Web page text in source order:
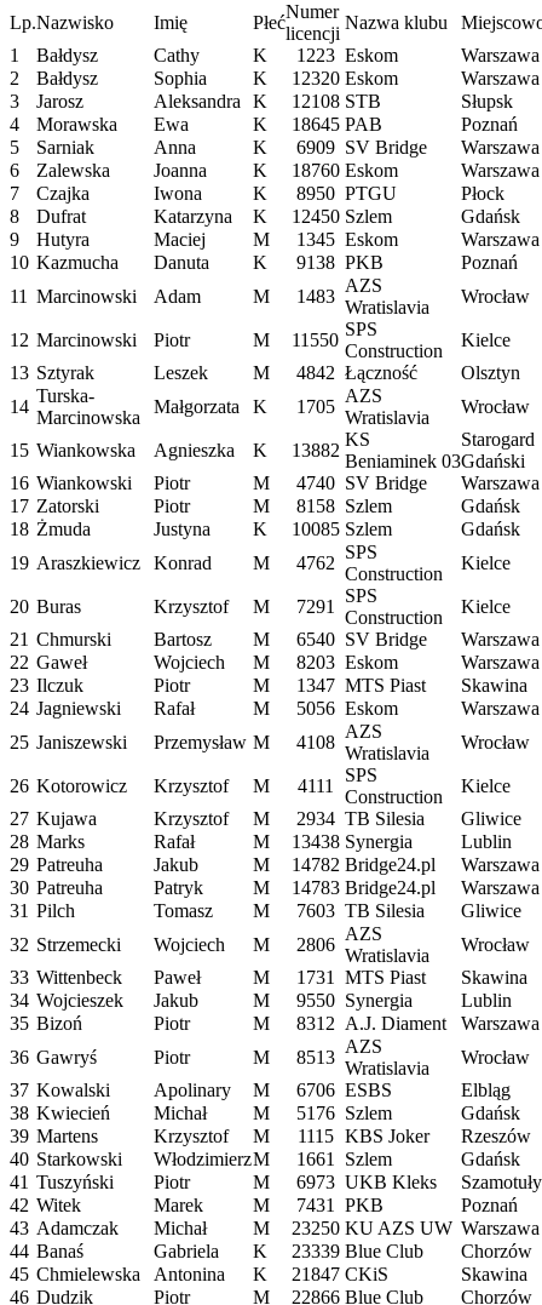
Lp.Nazwisko Imię Płeć
Numer
licencji
Nazwa klubu
1
Bałdysz Cathy K 1223 Eskom
Warszawa
2
Bałdysz Sophia K 12320 Eskom
Warszawa
3
Jarosz Aleksandra K 12108 STB
Słupsk
4
Morawska Ewa K 18645 PAB
Poznań
5
Sarniak Anna K 6909 SV Bridge
Warszawa
6
Zalewska Joanna K 18760 Eskom
Warszawa
7
Czajka Iwona K 8950 PTGU
Płock
8
Dufrat Katarzyna K 12450 Szlem
Gdańsk
9
Hutyra Maciej M 1345 Eskom
Warszawa
10 Kazmucha Danuta K 9138 PKB
Poznań
11 Marcinowski Adam M 1483
AZS
Wratislavia
Wrocław
12 Marcinowski Piotr M 11550
SPS
Construction
Kielce
13 Sztyrak Leszek M 4842 Łączność
Olsztyn
14
Turska-
Marcinowska
Małgorzata K 1705
AZS
Wratislavia
Wrocław
15 Wiankowska Agnieszka K 13882
KS
Beniaminek 03
Starogard
Gdański
16 Wiankowski Piotr M 4740 SV Bridge
Warszawa
17 Zatorski Piotr M 8158 Szlem
Gdańsk
18 Żmuda Justyna K 10085 Szlem
Gdańsk
19 Araszkiewicz Konrad M 4762
SPS
Construction
Kielce
20 Buras Krzysztof M 7291
SPS
Construction
Kielce
21 Chmurski Bartosz M 6540 SV Bridge
Warszawa
22 Gaweł Wojciech M 8203 Eskom
Warszawa
23 Ilczuk Piotr M 1347 MTS Piast
Skawina
24 Jagniewski Rafał M 5056 Eskom
Warszawa
25 Janiszewski Przemysław M 4108
AZS
Wratislavia
Wrocław
26 Kotorowicz Krzysztof M 4111
SPS
Construction
Kielce
27 Kujawa Krzysztof M 2934 TB Silesia
Gliwice
28 Marks Rafał M 13438 Synergia
Lublin
29 Patreuha Jakub M 14782 Bridge24.pl
Warszawa
30 Patreuha Patryk M 14783 Bridge24.pl
Warszawa
31 Pilch Tomasz M 7603 TB Silesia
Gliwice
32 Strzemecki Wojciech M 2806
AZS
Wratislavia
Wrocław
33 Wittenbeck Paweł M 1731 MTS Piast
Skawina
34 Wojcieszek Jakub M 9550 Synergia
Lublin
35 Bizoń Piotr M 8312 A.J. Diament
Warszawa
36 Gawryś Piotr M 8513
AZS
Wratislavia
Wrocław
37 Kowalski Apolinary M 6706 ESBS
Elbląg
38 Kwiecień Michał M 5176 Szlem
Gdańsk
39 Martens Krzysztof M 1115 KBS Joker
Rzeszów
40 Starkowski WłodzimierzM 1661 Szlem
Gdańsk
41 Tuszyński Piotr M 6973 UKB Kleks
Szamotuły
42 Witek Marek M 7431 PKB
Poznań
43 Adamczak Michał M 23250 KU AZS UW Warszawa
44 Banaś Gabriela K 23339 Blue Club
Chorzów
45 Chmielewska Antonina K 21847 CKiS
Skawina
46 Dudzik Piotr M 22866 Blue Club Chorzów